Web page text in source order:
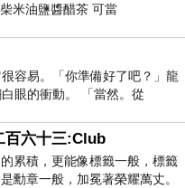
米油鹽醬醋茶 可當
容易。「你準備好了吧？」龍
眼的衝動。 「當然。從
百六十三:Club
累積，更能像標籤一般，標籤
勳章一般，加冕著榮耀萬丈。